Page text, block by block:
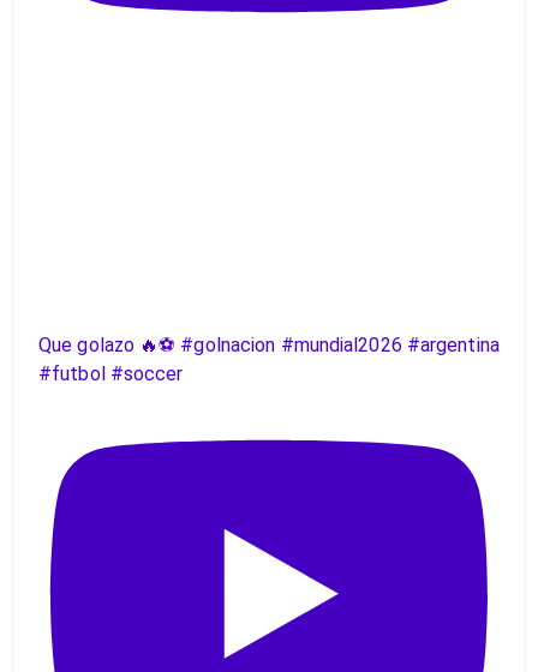
Que golazo 🔥⚽️ #golnacion #mundial2026 #argentina
#futbol #soccer